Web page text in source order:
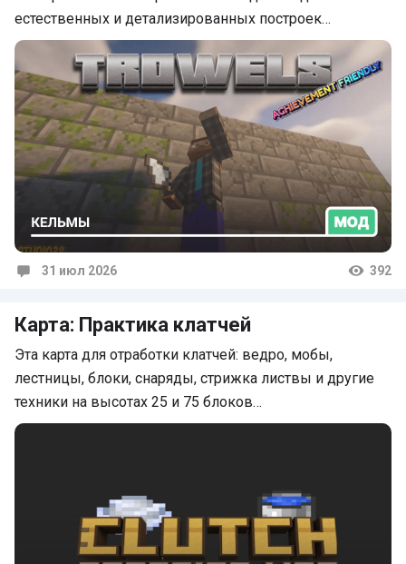
естественных и детализированных построек…
31 июл 2026 392
Карта: Практика клатчей
Эта карта для отработки клатчей: ведро, мобы,
лестницы, блоки, снаряды, стрижка листвы и другие
техники на высотах 25 и 75 блоков…